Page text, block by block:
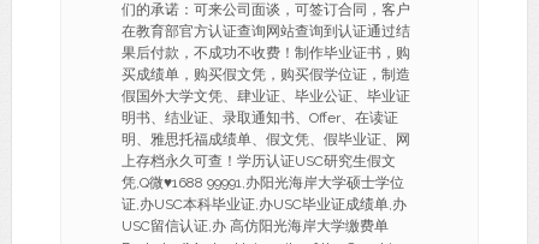
们的承诺：可来公司面谈，可签订合同，客户
在教育部官方认证查询网站查询到认证通过结
果后付款，不成功不收费！制作毕业证书，购
买成绩单，购买假文凭，购买假学位证，制造
假国外大学文凭、肆业证、毕业公证、毕业证
明书、结业证、录取通知书、Offer、在读证
明、雅思托福成绩单、假文凭、假毕业证、网
上存档永久可查！学历认证USC研究生假文
凭,Q微♥1688 99991,办阳光海岸大学硕士学位
证,办USC本科毕业证,办USC毕业证成绩单,办
USC留信认证,办 高仿阳光海岸大学缴费单